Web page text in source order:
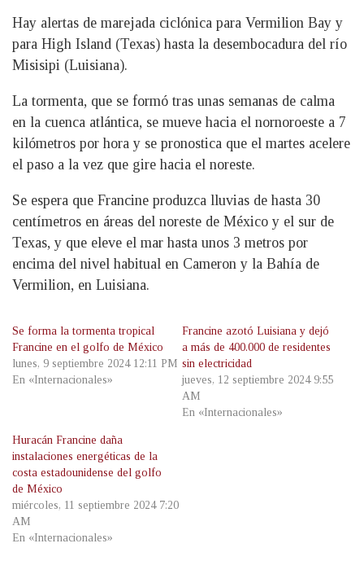
Hay alertas de marejada ciclónica para Vermilion Bay y
para High Island (Texas) hasta la desembocadura del río
Misisipi (Luisiana).
La tormenta, que se formó tras unas semanas de calma
en la cuenca atlántica, se mueve hacia el nornoroeste a 7
kilómetros por hora y se pronostica que el martes acelere
el paso a la vez que gire hacia el noreste.
Se espera que Francine produzca lluvias de hasta 30
centímetros en áreas del noreste de México y el sur de
Texas, y que eleve el mar hasta unos 3 metros por
encima del nivel habitual en Cameron y la Bahía de
Vermilion, en Luisiana.
Se forma la tormenta tropical
Francine en el golfo de México
lunes, 9 septiembre 2024 12:11 PM
En «Internacionales»
Francine azotó Luisiana y dejó
a más de 400.000 de residentes
sin electricidad
jueves, 12 septiembre 2024 9:55
AM
En «Internacionales»
Huracán Francine daña
instalaciones energéticas de la
costa estadounidense del golfo
de México
miércoles, 11 septiembre 2024 7:20
AM
En «Internacionales»